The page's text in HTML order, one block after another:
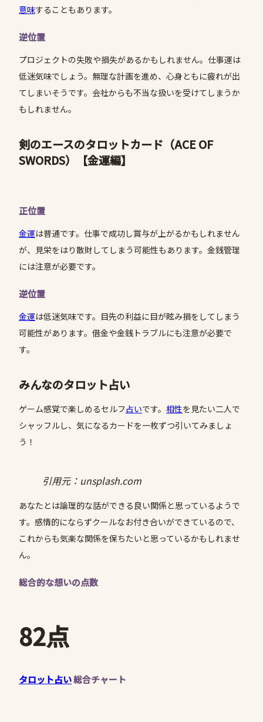
意味することもあります。
逆位置
プロジェクトの失敗や損失があるかもしれません。仕事運は
低迷気味でしょう。無理な計画を進め、心身ともに疲れが出
てしまいそうです。会社からも不当な扱いを受けてしまうか
もしれません。
剣のエースのタロットカード（ACE OF
SWORDS）
【金運編】
正位置
金運は普通です。仕事で成功し賞与が上がるかもしれません
が、見栄をはり散財してしまう可能性もあります。金銭管理
には注意が必要です。
逆位置
金運は低迷気味です。目先の利益に目が眩み損をしてしまう
可能性があります。借金や金銭トラブルにも注意が必要で
す。
みんなのタロット占い
ゲーム感覚で楽しめるセルフ占いです。 相性を見たい二人で
シャッフルし、気になるカードを一枚ずつ引いてみましょ
う！
引用元：unsplash.com
あなたとは論理的な話ができる良い関係と思っているようで
す。感情的にならずクールなお付き合いができているので、
これからも気楽な関係を保ちたいと思っているかもしれませ
ん。
総合的な想いの点数
82点
タロット占い総合チャート